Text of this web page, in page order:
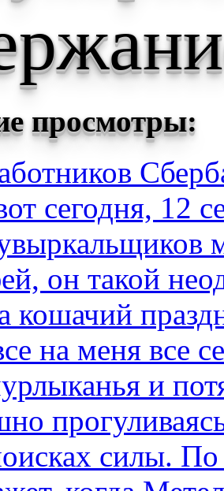
просмотры:
сегодня, 12
он такой
кошачий
на меня все
и
силы.